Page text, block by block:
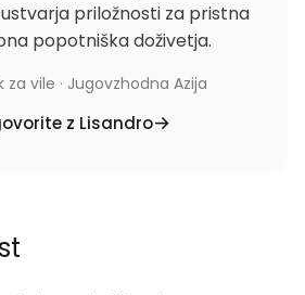
priložnosti za pristna
popotniška doživetja.
za vile · Jugovzhodna Azija
z Lisandro